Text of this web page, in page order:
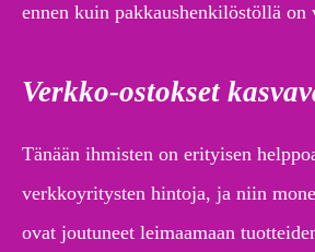
ennen kuin pakkaushenkilöstöllä on
Verkko-ostokset
Tänään ihmisten on erityisen
verkkoyritysten hintoja, ja niin
ovat joutuneet leimaamaan